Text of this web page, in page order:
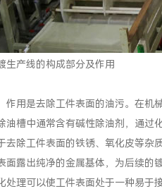
生产线的构成部分及作用
作用是去除工件表面的油污。在机
油槽中通常含有碱性除油剂，通过
去除工件表面的铁锈、氧化皮等杂
面露出纯净的金属基体，为后续的
处理可以使工件表面处于一种易于